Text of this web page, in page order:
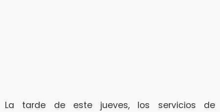
La tarde de este jueves, los servicios de